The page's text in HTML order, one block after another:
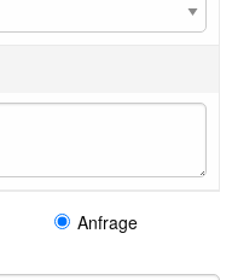
Anfrage